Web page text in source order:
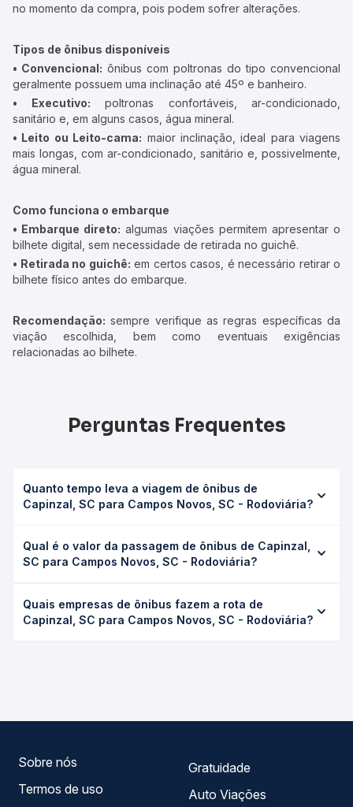
no momento da compra, pois podem sofrer alterações.
Tipos de ônibus disponíveis
• Convencional: ônibus com poltronas do tipo convencional
geralmente possuem uma inclinação até 45º e banheiro.
• Executivo: poltronas confortáveis, ar-condicionado,
sanitário e, em alguns casos, água mineral.
• Leito ou Leito-cama: maior inclinação, ideal para viagens
mais longas, com ar-condicionado, sanitário e, possivelmente,
água mineral.
Como funciona o embarque
• Embarque direto: algumas viações permitem apresentar o
bilhete digital, sem necessidade de retirada no guichê.
• Retirada no guichê: em certos casos, é necessário retirar o
bilhete físico antes do embarque.
Recomendação: sempre verifique as regras específicas da
viação escolhida, bem como eventuais exigências
relacionadas ao bilhete.
Perguntas Frequentes
Quanto tempo leva a viagem de ônibus de
Capinzal, SC para Campos Novos, SC - Rodoviária?
SC - Rodoviária leva em média 2h 5min, podendo variar
conforme a viação, o tipo de serviço (convencional,
duração exata de cada opção na data desejada.
Qual é o valor da passagem de ônibus de Capinzal,
SC para Campos Novos, SC - Rodoviária?
Campos Novos, SC - Rodoviária custa em média R$ 39,85
e varia conforme a data da viagem, a empresa, o tipo de
Quais empresas de ônibus fazem a rota de
Capinzal, SC para Campos Novos, SC - Rodoviária?
Sobre nós
Termos de uso
Gratuidade
Auto Viações